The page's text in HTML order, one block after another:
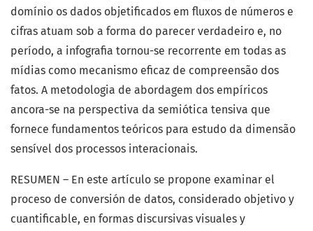
domínio os dados objetificados em fluxos de números e
cifras atuam sob a forma do parecer verdadeiro e, no
período, a infografia tornou-se recorrente em todas as
mídias como mecanismo eficaz de compreensão dos
fatos. A metodologia de abordagem dos empíricos
ancora-se na perspectiva da semiótica tensiva que
fornece fundamentos teóricos para estudo da dimensão
sensível dos processos interacionais.
RESUMEN – En este artículo se propone examinar el
proceso de conversión de datos, considerado objetivo y
cuantificable, en formas discursivas visuales y